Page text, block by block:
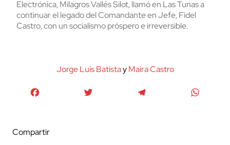
Electrónica, Milagros Vallés Silot, llamó en Las Tunas a
continuar el legado del Comandante en Jefe, Fidel
Castro, con un socialismo próspero e irreversible.
Jorge Luis BatistayMaira Castro
Compartir